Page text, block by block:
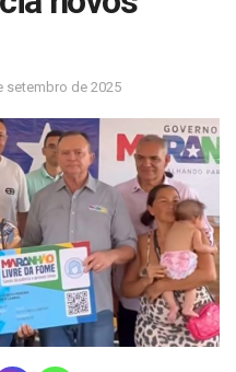
setembro de 2025